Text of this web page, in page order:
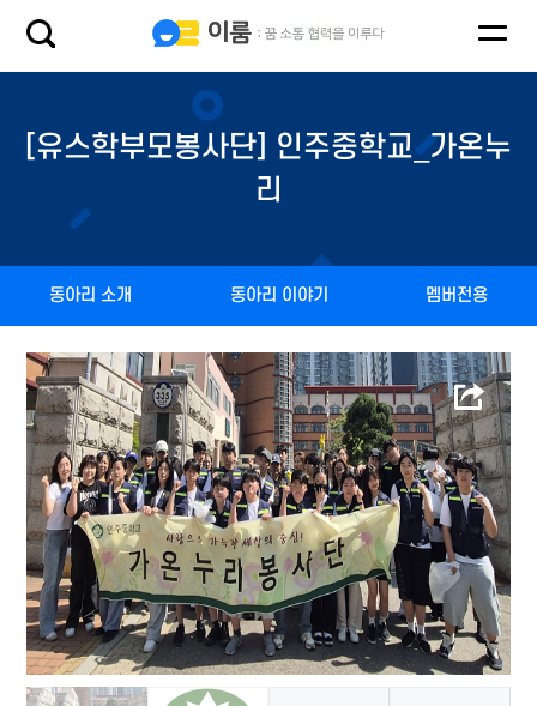
[유스학부모봉사단] 인주중학교_가온누
리
동아리 소개 동아리 이야기 멤버전용